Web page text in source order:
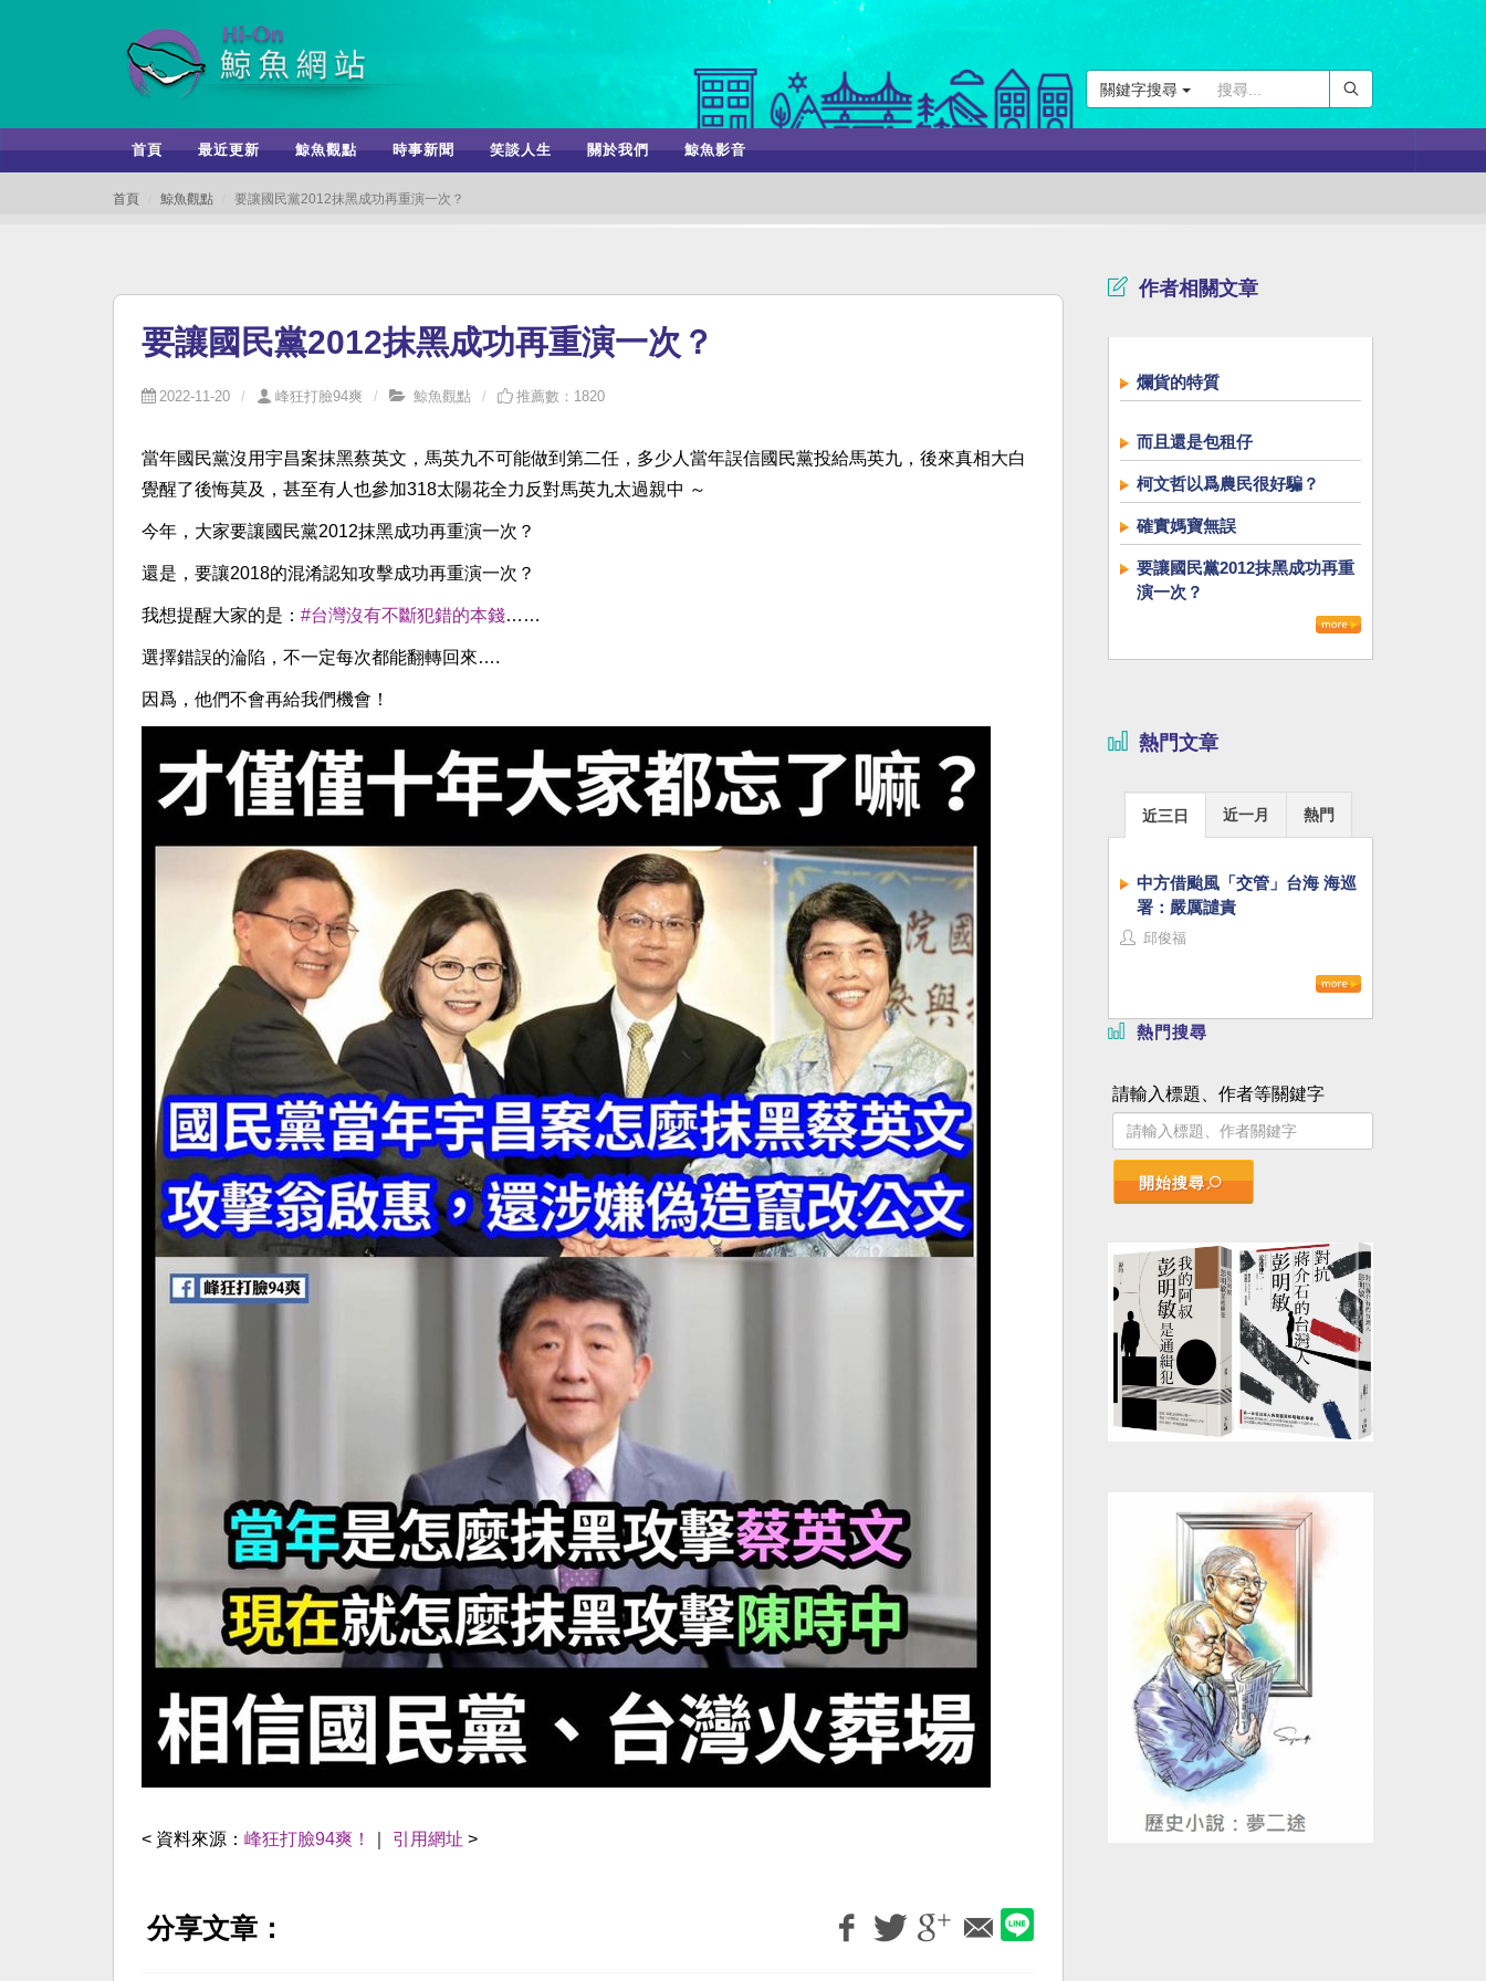
關鍵字搜尋
首頁 最近更新 鯨魚觀點 時事新聞 笑談人生 關於我們 鯨魚影音
首頁 鯨魚觀點 要讓國民黨2012抹黑成功再重演一次？
要讓國民黨2012抹黑成功再重演一次？
2022-11-20 峰狂打臉94爽 鯨魚觀點 推薦數：1820
當年國民黨沒用宇昌案抹黑蔡英文，馬英九不可能做到第二任，多少人當年誤信國民黨投給馬英九，後來真相大白
覺醒了後悔莫及，甚至有人也參加318太陽花全力反對馬英九太過親中 ～
今年，大家要讓國民黨2012抹黑成功再重演一次？
還是，要讓2018的混淆認知攻擊成功再重演一次？
我想提醒大家的是： #台灣沒有不斷犯錯的本錢……
選擇錯誤的淪陷，不一定每次都能翻轉回來….
因爲，他們不會再給我們機會！
< 資料來源： 峰狂打臉94爽！ 引用網址 >
分享文章：
作者相關文章
爛貨的特質
而且還是包租仔
柯文哲以爲農民很好騙？
確實媽寶無誤
要讓國民黨2012抹黑成功再重
演一次？
熱門文章
近三日 近一月 熱門
中方借颱風「交管」台海 海巡
署：嚴厲譴責
邱俊福
熱門搜尋
請輸入標題、作者等關鍵字
開始搜尋